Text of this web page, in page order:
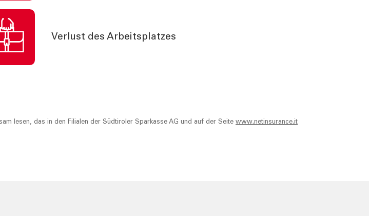
Verlust des Arbeitsplatzes
lesen, das in den Filialen der Südtiroler Sparkasse AG und auf der Seite www.netinsurance.it